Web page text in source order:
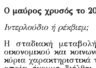
Ο μαύρος χρυσός το
Iντερλούδιο ή ρέκβιεμ;
Η σταδιακή μεταβολή
οικονομικού και
κύρια